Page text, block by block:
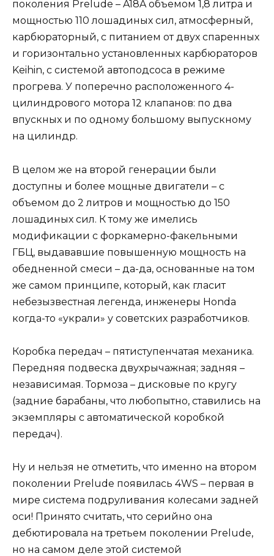
поколения Prelude – A18A объемом 1,8 литра и
мощностью 110 лошадиных сил, атмосферный,
карбюраторный, с питанием от двух спаренных
и горизонтально установленных карбюраторов
Keihin, с системой автоподсоса в режиме
прогрева. У поперечно расположенного 4-
цилиндрового мотора 12 клапанов: по два
впускных и по одному большому выпускному
на цилиндр.
В целом же на второй генерации были
доступны и более мощные двигатели – с
объемом до 2 литров и мощностью до 150
лошадиных сил. К тому же имелись
модификации с форкамерно-факельными
ГБЦ, выдававшие повышенную мощность на
обедненной смеси – да-да, основанные на том
же самом принципе, который, как гласит
небезызвестная легенда, инженеры Honda
когда-то «украли» у советских разработчиков.
Коробка передач – пятиступенчатая механика.
Передняя подвеска двухрычажная; задняя –
независимая. Тормоза – дисковые по кругу
(задние барабаны, что любопытно, ставились на
экземпляры с автоматической коробкой
передач).
Ну и нельзя не отметить, что именно на втором
поколении Prelude появилась 4WS – первая в
мире система подруливания колесами задней
оси! Принято считать, что серийно она
дебютировала на третьем поколении Prelude,
но на самом деле этой системой